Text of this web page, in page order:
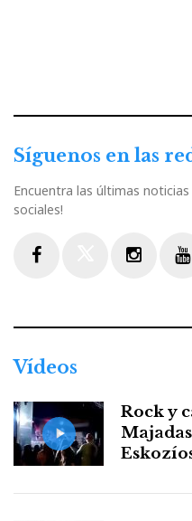
Síguenos en las
Encuentra las últimas
sociales!
Vídeos
Rock y